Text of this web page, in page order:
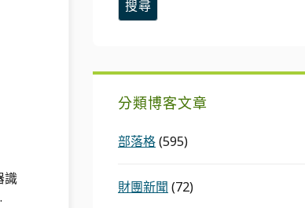
識
個
分類博客文章
部落格(595)
財團新聞 (72)